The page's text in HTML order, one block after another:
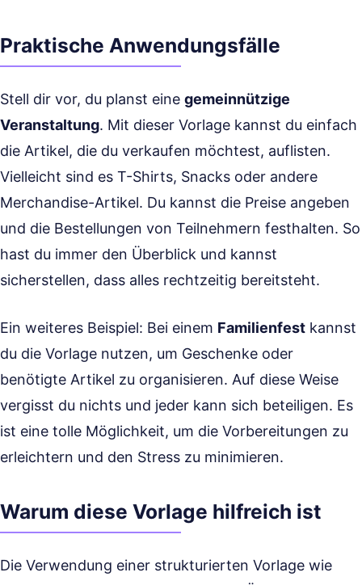
Praktische Anwendungsfälle
Stell dir vor, du planst eine gemeinnützige
Veranstaltung. Mit dieser Vorlage kannst du einfach
die Artikel, die du verkaufen möchtest, auflisten.
Vielleicht sind es T-Shirts, Snacks oder andere
Merchandise-Artikel. Du kannst die Preise angeben
und die Bestellungen von Teilnehmern festhalten. So
hast du immer den Überblick und kannst
sicherstellen, dass alles rechtzeitig bereitsteht.
Ein weiteres Beispiel: Bei einem Familienfest kannst
du die Vorlage nutzen, um Geschenke oder
benötigte Artikel zu organisieren. Auf diese Weise
vergisst du nichts und jeder kann sich beteiligen. Es
ist eine tolle Möglichkeit, um die Vorbereitungen zu
erleichtern und den Stress zu minimieren.
Warum diese Vorlage hilfreich ist
Die Verwendung einer strukturierten Vorlage wie